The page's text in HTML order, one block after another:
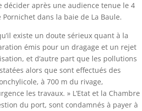
après une audience tenue le 4
dans la baie de La Baule.
existe un doute sérieux quant à la
émis pour un dragage et un rejet
et d’autre part que les pollutions
alors que sont effectués des
à 700 m du rivage,
les travaux. » L’Etat et la Chambre
du port, sont condamnés à payer à